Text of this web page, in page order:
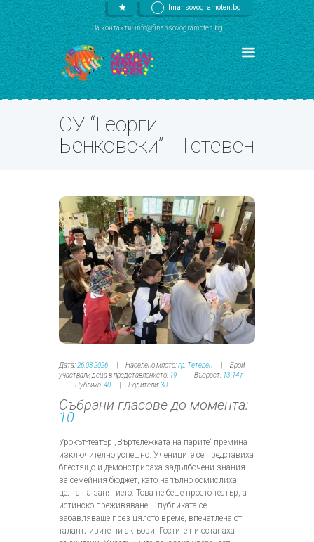
finansovogramoten.bg
За контакти: info@finansovogramoten.bg
СУ “Георги
Бенковски” - Тетевен
Дата:26.03.2026 Населено място:гр. Тетевен
Брой
участвали деца в представлението: 19 Възраст: 13-14 г
Публика:40 Родители:30
Събрани гласове до момента:
10
Урокът-театър „Въртележката на парите“ премина
изключително успешно. Учениците се представиха
блестящо и демонстрираха задълбочени знания
за семейния бюджет, като напълно осмислиха
целта на занятието. Това не беше просто театър, а
истинско преживяване – публиката се
забавляваше през цялото време, впечатлена от
талантливите ни актьори. Гостите ни останаха